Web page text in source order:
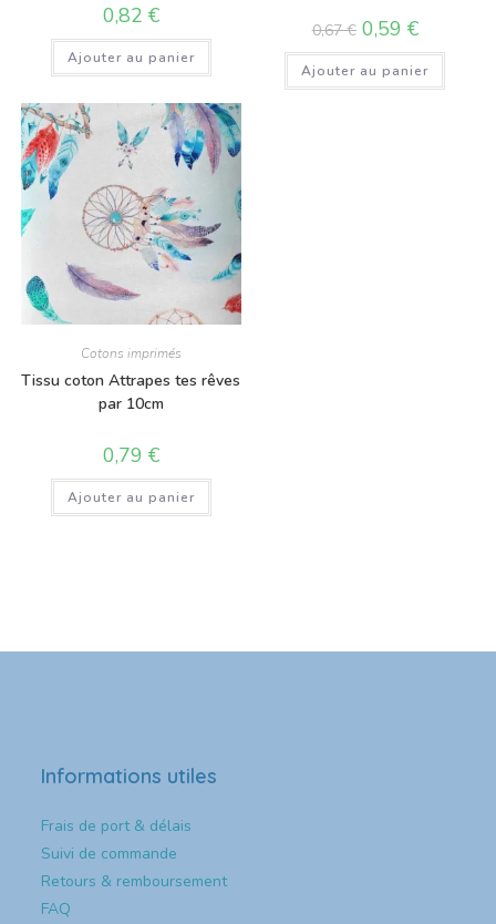
0,82 €
Ajouter au panier
0,67€ 0,59 €
Ajouter au panier
Cotons imprimés
Tissu coton Attrapes tes rêves
par 10cm
0,79 €
Ajouter au panier
Informations utiles
Frais de port & délais
Suivi de commande
Retours & remboursement
FAQ